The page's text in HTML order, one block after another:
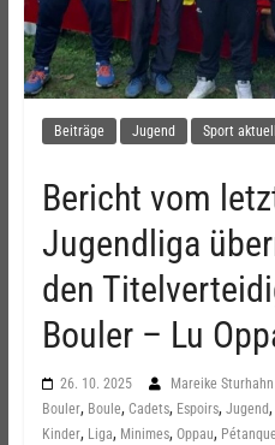
Beiträge Jugend Sport aktuell
Bericht vom
Jugendliga
den
Bouler – Lu
26. 10. 2025 Mareike Sturhahn
Bouler, Boule, Cadets, Espoirs, Jugend,
Kinder, Liga, Minimes, Oppau, Pétanque